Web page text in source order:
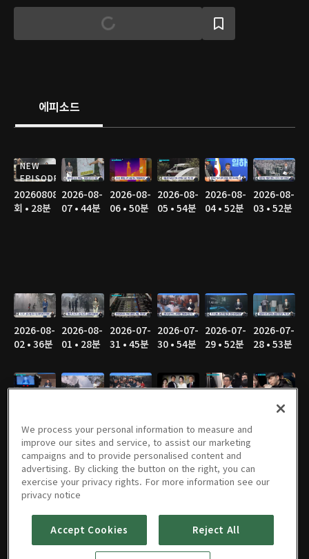
에피소드
NEW
EPISODE
20260808
회 • 28분
2026-08-
07 • 44분
2026-08-
06 • 50분
2026-08-
05 • 54분
2026-08-
04 • 52분
2026-08-
03 • 52분
2026-08-
02 • 36분
2026-08-
01 • 28분
2026-07-
31 • 45분
2026-07-
30 • 54분
2026-07-
29 • 52분
2026-07-
28 • 53분
25 • 28분
24 • 44분
2026-07-
2026-07-
21 • 50분
2026-07-
20 • 43분
2026-07- 2026-07- 2026-07-
2026-07-
We process your personal information to measure and
improve our sites and service, to assist our marketing
campaigns and to provide personalised content and
advertising. By clicking the button on the right, you can
exercise your privacy rights. For more information see our
privacy notice
Accept Cookies Reject All